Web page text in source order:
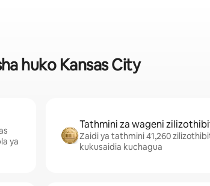
huko Kansas City
ya
Tathmini za wageni
Zaidi ya tathmini 41,260
kukusaidia kuchagua